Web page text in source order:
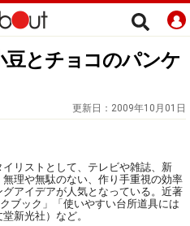
とチョコのパンケ
更新日： 2009年10月01日
リストとして、テレビや雑誌、新
理や無駄のない、作り手重視の効率
アイデアが人気となっている。近著
ブック」「使いやすい台所道具には
新光社）など。